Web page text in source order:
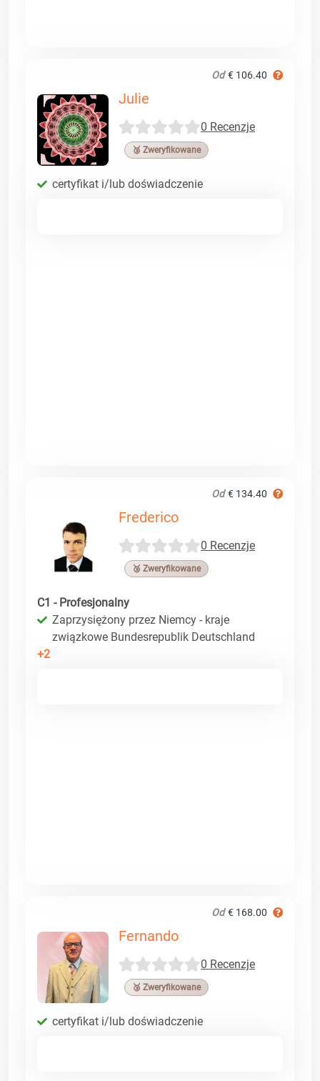
Od € 106.40
Julie
0 Recenzje
🥉 Zweryfikowane
certyfikat i/lub doświadczenie
Od € 134.40
Frederico
0 Recenzje
🥉 Zweryfikowane
C1 - Profesjonalny
Zaprzysiężony przez Niemcy - kraje
związkowe Bundesrepublik Deutschland
+2
Od € 168.00
Fernando
0 Recenzje
🥉 Zweryfikowane
certyfikat i/lub doświadczenie